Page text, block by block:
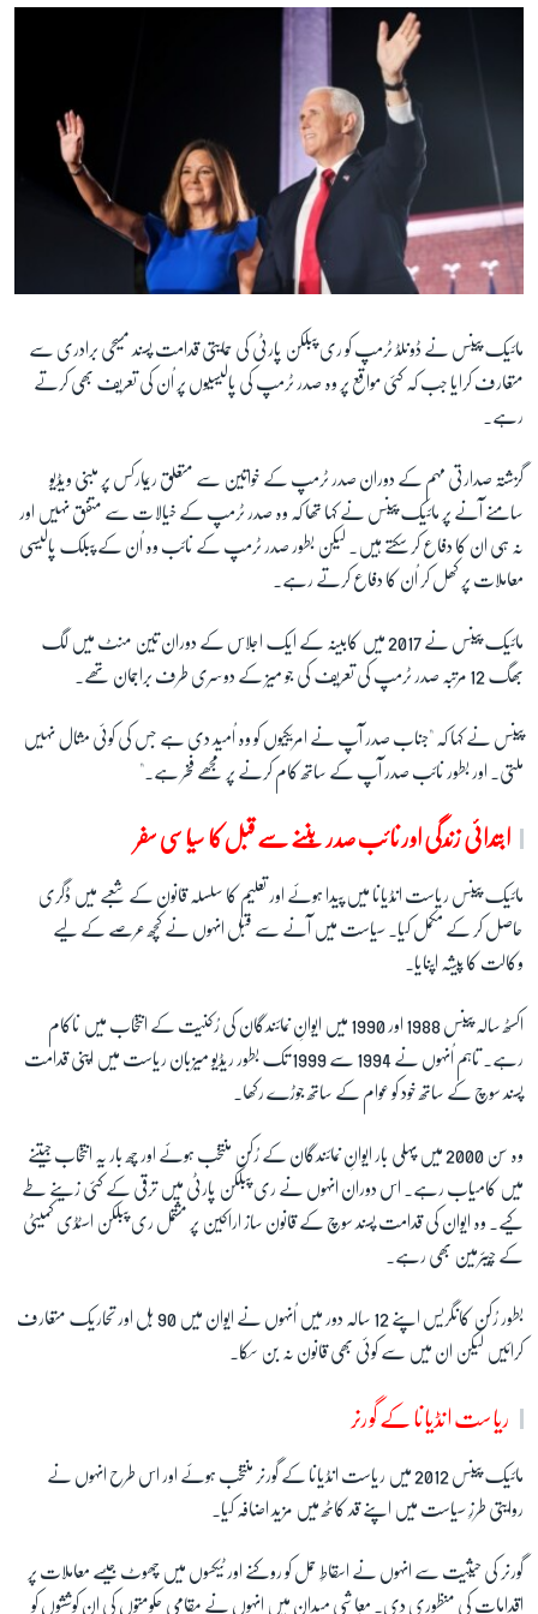
مائیک پینس نے ڈونلڈ ٹرمپ کو ری پبلکن پارٹی کی حمایتی قدامت پسند مسیحی برادری سے
متعارف کرایا جب کہ کئی مواقع پر وہ صدر ٹرمپ کی پالیسیوں پر اُن کی تعریف بھی کرتے
رہے۔
گزشتہ صدارتی مہم کے دوران صدر ٹرمپ کے خواتین سے متعلق ریمارکس پر مبنی ویڈیو
سامنے آنے پر مائیک پینس نے کہا تھا کہ وہ صدر ٹرمپ کے خیالات سے متفق نہیں اور
نہ ہی ان کا دفاع کر سکتے ہیں۔ لیکن بطور صدر ٹرمپ کے نائب وہ اُن کے پبلک پالیسی
معاملات پر کھل کر اُن کا دفاع کرتے رہے۔
مائیک پینس نے 2017 میں کابینہ کے ایک اجلاس کے دوران تین منٹ میں لگ
بھگ 12 مرتبہ صدر ٹرمپ کی تعریف کی جو میز کے دوسری طرف براجمان تھے۔
پینس نے کہا کہ "جناب صدر آپ نے امریکیوں کو وہ اُمید دی ہے جس کی کوئی مثال نہیں
ملتی۔ اور بطور نائب صدر آپ کے ساتھ کام کرنے پر مجھے فخر ہے۔"
ابتدائی زندگی اور نائب صدر بننے سے قبل کا سیاسی سفر
مائیک پینس ریاست انڈیانا میں پیدا ہوئے اور تعلیم کا سلسلہ قانون کے شعبے میں ڈگری
حاصل کر کے مکمل کیا۔ سیاست میں آنے سے قبل انہوں نے کچھ عرصے کے لیے
وکالت کا پیشہ اپنایا۔
اکسٹھ سالہ پینس 1988 اور 1990 میں ایوانِ نمائندگان کی رُکنیت کے انتخاب میں ناکام
رہے۔ تاہم اُنہوں نے 1994 سے 1999 تک بطور ریڈیو میزبان ریاست میں اپنی قدامت
پسند سوچ کے ساتھ خود کو عوام کے ساتھ جوڑے رکھا۔
وہ سن 2000 میں پہلی بار ایوانِ نمائندگان کے رُکن منتخب ہوئے اور چھ بار یہ انتخاب جیتنے
میں کامیاب رہے۔ اس دوران انہوں نے ری پبلکن پارٹی میں ترقی کے کئی زینے طے
کیے۔ وہ ایوان کی قدامت پسند سوچ کے قانون ساز اراکین پر مشتمل ری پبلکن اسٹڈی کمیٹی
کے چیئرمین بھی رہے۔
بطور رُکن کانگریس اپنے 12 سالہ دور میں اُنہوں نے ایوان میں 90 بل اور تحاریک متعارف
کرائیں لیکن ان میں سے کوئی بھی قانون نہ بن سکا۔
ریاست انڈیانا کے گورنر
مائیک پینس 2012 میں ریاست انڈیانا کے گورنر منتخب ہوئے اور اس طرح انہوں نے
روایتی طرزِ سیاست میں اپنے قد کاٹھ میں مزید اضافہ کیا۔
گورنر کی حیثیت سے انہوں نے اسقاطِ حمل کو روکنے اور ٹیکسوں میں چھوٹ جیسے معاملات پر
اقدامات کی منظوری دی۔ معاشی میدان میں انہوں نے مقامی حکومتوں کی ان کوششوں کو